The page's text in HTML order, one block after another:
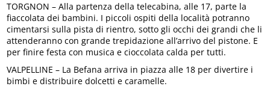
TORGNON – Alla partenza della telecabina, alle 17, parte la
fiaccolata dei bambini. I piccoli ospiti della località potranno
cimentarsi sulla pista di rientro, sotto gli occhi dei grandi che li
attenderanno con grande trepidazione all’arrivo del pistone. E
per finire festa con musica e cioccolata calda per tutti.
VALPELLINE – La Befana arriva in piazza alle 18 per divertire i
bimbi e distribuire dolcetti e caramelle.